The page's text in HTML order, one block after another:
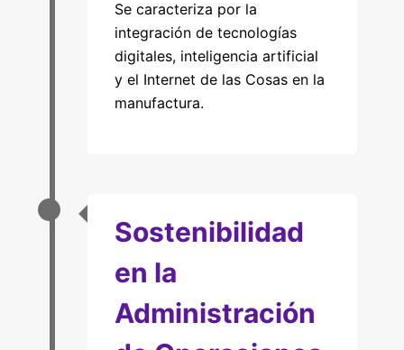
Se caracteriza por la
integración de tecnologías
digitales, inteligencia artificial
y el Internet de las Cosas en la
manufactura.
Sostenibilidad
en la
Administración